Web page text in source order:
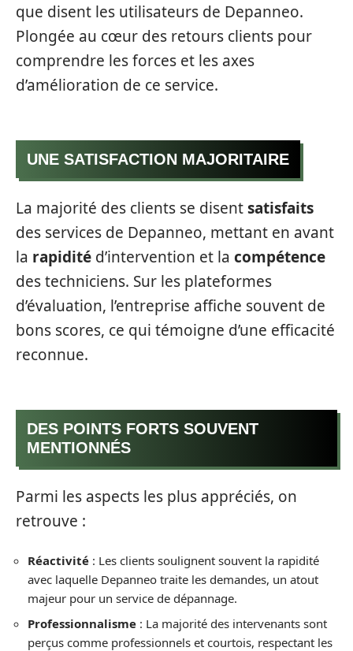
que disent les utilisateurs de Depanneo.
Plongée au cœur des retours clients pour
comprendre les forces et les axes
d’amélioration de ce service.
UNE SATISFACTION MAJORITAIRE
La majorité des clients se disentsatisfaits
des services de Depanneo, mettant en avant
la rapidité d’intervention et la compétence
des techniciens. Sur les plateformes
d’évaluation, l’entreprise affiche souvent de
bons scores, ce qui témoigne d’une efficacité
reconnue.
DES POINTS FORTS SOUVENT
MENTIONNÉS
Parmi les aspects les plus appréciés, on
retrouve :
Réactivité : Les clients soulignent souvent la rapidité
avec laquelle Depanneo traite les demandes, un atout
majeur pour un service de dépannage.
Professionnalisme : La majorité des intervenants sont
perçus comme professionnels et courtois, respectant les